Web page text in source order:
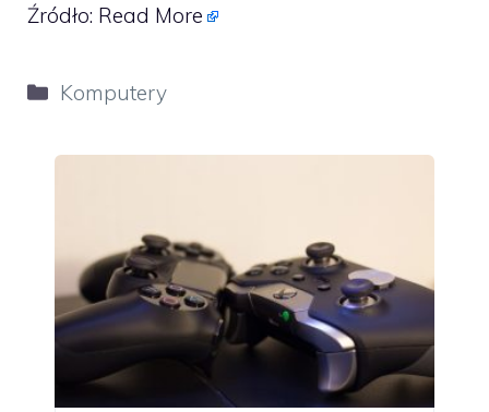
Źródło: Read More
Kategorie
Komputery